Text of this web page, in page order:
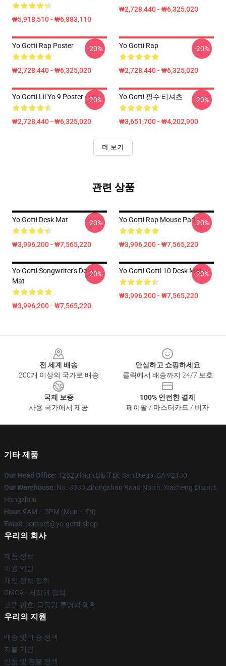
₩5,918,510 - ₩6,883,110
₩2,728,440 - ₩6,325,020
Yo Gotti Rap Poster
₩2,728,440 - ₩6,325,020
-20% Yo Gotti Rap
₩2,728,440 - ₩6,325,020
-20%
Yo Gotti Lil Yo 9 Poster
₩2,728,440 - ₩6,325,020
-20% Yo Gotti 필수 티셔츠
₩3,651,700 - ₩4,202,900
-20%
더 보기
관련 상품
Yo Gotti Desk Mat
₩3,996,200 - ₩7,565,220
-20% Yo Gotti Rap Mouse Pad
₩3,996,200 - ₩7,565,220
-20%
Yo Gotti Songwriter's Desk
Mat
₩3,996,200 - ₩7,565,220
-20% Yo Gotti Gotti 10 Desk Mat
₩3,996,200 - ₩7,565,220
-20%
전 세계 배송
200개 이상의 국가로 배송
안심하고 쇼핑하세요
클릭에서 배송까지 24/7 보호
국제 보증
사용 국가에서 제공
100% 안전한 결제
페이팔 / 마스터카드 / 비자
기타 제품
Our Head Office: 12820 High Bluff Dr, San Diego, CA 92130
Our Warehouse: No. 3939 Zhongshan Road North, Xiacheng District,
Hangzhou
Hour: 9AM – 5PM (Mon – Fri)
Email : contact@yo-gotti.shop
우리의 회사
제품 정보
이용 약관
개인 정보 정책
DMCA - 저작권 정책
모델 번호: 공급망 투명성 행위
우리의 지원
배송 및 배송 정책
지불 기간
반품 및 환불 정책